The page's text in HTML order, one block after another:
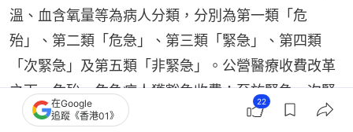
溫、血含氧量等為病人分類，分別為第一類「危
殆」、第二類「危急」、第三類「緊急」、第四類
「次緊急」及第五類「非緊急」。公營醫療收費改革
之下，危殆、危急病人獲豁免收費；至於緊急、次緊
急、非緊急病人則需繳付400元費用。
在Google
追蹤《香港01》
22